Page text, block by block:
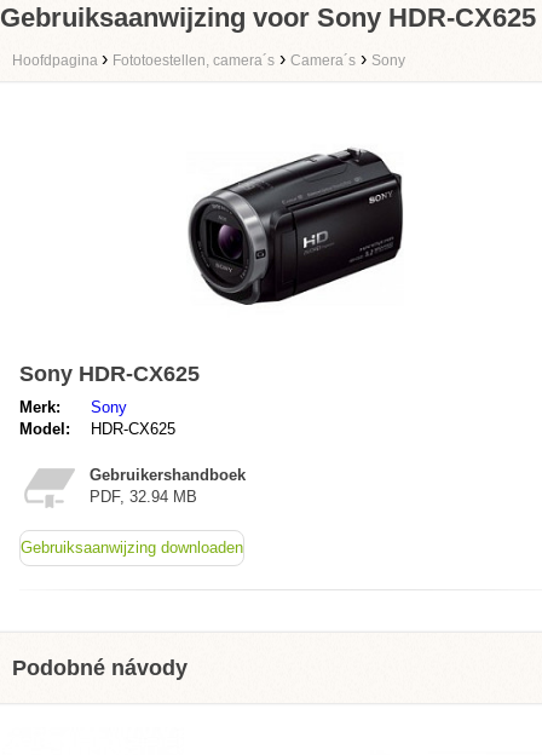
Gebruiksaanwijzing voor Sony HDR-CX625
Hoofdpagina › Fototoestellen, camera´s › Camera´s › Sony
Sony HDR-CX625
Merk:
Sony
Model:
HDR-CX625
Gebruikershandboek
PDF, 32.94 MB
Gebruiksaanwijzing downloaden
Podobné návody